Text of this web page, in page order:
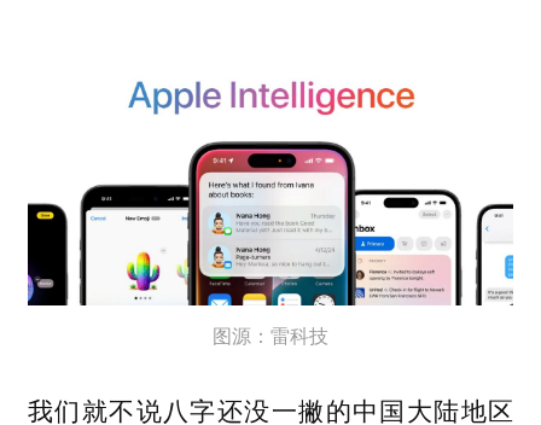
图源：雷科技
我们就不说八字还没一撇的中国大陆地区